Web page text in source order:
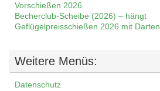
Vorschießen 2026
Becherclub-Scheibe (2026) – hängt
Geflügelpreisschießen 2026 mit Darten
Weitere Menüs:
Datenschutz